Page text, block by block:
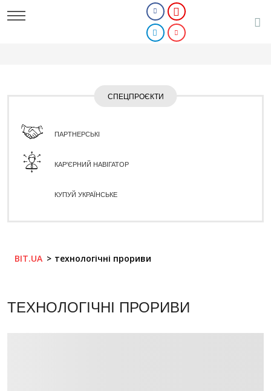
СПЕЦПРОЄКТИ
ПАРТНЕРСЬКІ
КАР'ЄРНИЙ НАВІГАТОР
КУПУЙ УКРАЇНСЬКЕ
BIT.UA технологічні прориви
ТЕХНОЛОГІЧНІ ПРОРИВИ